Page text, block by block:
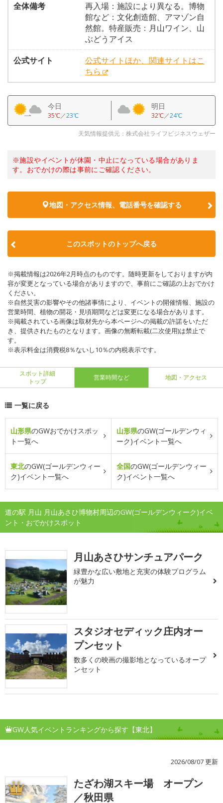
全体備考
再入場：施設により異なる。博物
館など：文化創造館、アマゾン自
然館。特産販売：月山ワイン、山
ぶどうアイス
公式サイト
公式サイトほか、関連サイトはこ
ちら
今日
35℃／23℃
明日
32℃／24℃
天気情報提供元：株式会社ライフビジネスウェザー
※施設やイベントが休園・中止になっている場合がありま
す。おでかけの際は事前にご確認ください。
地図・アクセス情報、電話番号を確認する
このスポットのトップへ戻る
※掲載情報は2026年2月時点のものです。随時更新をしておりますが内
容が変更となっている場合がありますので、事前にご確認の上おでかけ
ください。
※自然災害の影響やその他諸事情により、イベントの開催情報、施設の
営業時間、植物の開花・見頃期間などは変更になる場合があります。
※掲載されている画像は取材先から本ページへの掲載の許諾をいただ
き、提供されたものとなります。画像の無断転載(二次使用)は禁止で
す。
※表示料金は消費税8％ないし10％の内税表示です。
スポット詳細
トップ
営業時間など 地図・アクセス
一覧に戻る
山形県のGWおでかけスポッ
ト一覧へ
山形県のGW(ゴールデンウィ
ーク)イベント一覧へ
東北のGW(ゴールデンウィー
ク)イベント一覧へ
全国のGW(ゴールデンウィー
ク)イベント一覧へ
道の駅 月山 月山あさひ博物村周辺のGW(ゴールデンウィーク)イベ
ント・おでかけスポット
月山あさひサンチュアパーク
緑豊かな広い敷地と充実の体験プログラム
が魅力
スタジオセディック庄内オー
プンセット
数多くの映画の撮影地となっているオープ
ンセット
GW人気イベントランキングから探す【東北】
2026/08/07 更新
1
たざわ湖スキー場 オープン
／秋田県